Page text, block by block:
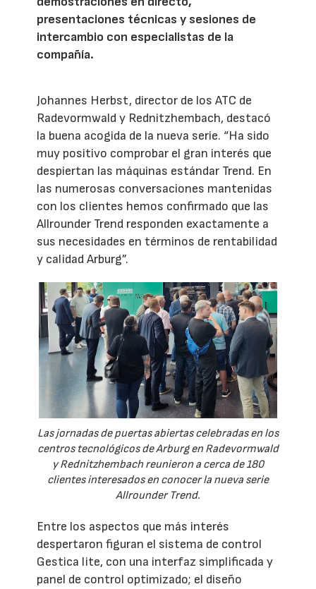
presentaciones técnicas y sesiones de
intercambio con especialistas de la
compañía.
Johannes Herbst, director de los ATC de
Radevormwald y Rednitzhembach, destacó
la buena acogida de la nueva serie. “Ha sido
muy positivo comprobar el gran interés que
despiertan las máquinas estándar Trend. En
las numerosas conversaciones mantenidas
con los clientes hemos confirmado que las
Allrounder Trend responden exactamente a
sus necesidades en términos de rentabilidad
y calidad Arburg”.
Las jornadas de puertas abiertas celebradas en los
centros tecnológicos de Arburg en Radevormwald
y Rednitzhembach reunieron a cerca de 180
clientes interesados en conocer la nueva serie
Allrounder Trend.
Entre los aspectos que más interés
despertaron figuran el sistema de control
Gestica lite, con una interfaz simplificada y
panel de control optimizado; el diseño